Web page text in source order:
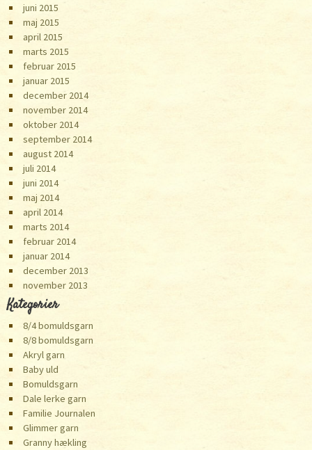
juni 2015
maj 2015
april 2015
marts 2015
februar 2015
januar 2015
december 2014
november 2014
oktober 2014
september 2014
august 2014
juli 2014
juni 2014
maj 2014
april 2014
marts 2014
februar 2014
januar 2014
december 2013
november 2013
Kategorier
8/4 bomuldsgarn
8/8 bomuldsgarn
Akryl garn
Baby uld
Bomuldsgarn
Dale lerke garn
Familie Journalen
Glimmer garn
Granny hækling